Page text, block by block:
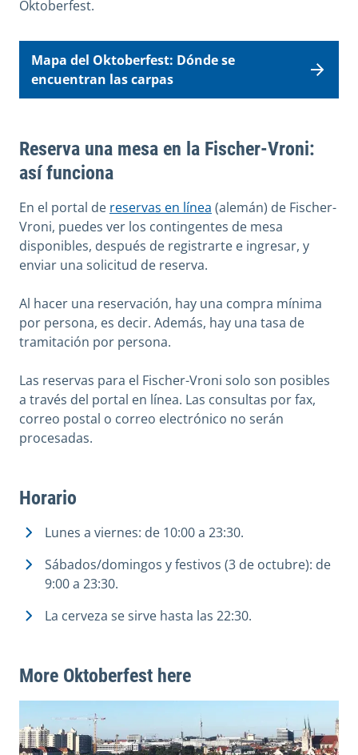
Oktoberfest.
Mapa del Oktoberfest: Dónde se
encuentran las carpas
Reserva una mesa en la Fischer-Vroni:
así funciona
En el portal de reservas en línea (alemán) de Fischer-
Vroni, puedes ver los contingentes de mesa
disponibles, después de registrarte e ingresar, y
enviar una solicitud de reserva.
Al hacer una reservación, hay una compra mínima
por persona, es decir. Además, hay una tasa de
tramitación por persona.
Las reservas para el Fischer-Vroni solo son posibles
a través del portal en línea. Las consultas por fax,
correo postal o correo electrónico no serán
procesadas.
Horario
Lunes a viernes: de 10:00 a 23:30.
Sábados/domingos y festivos (3 de octubre): de
9:00 a 23:30.
La cerveza se sirve hasta las 22:30.
More Oktoberfest here